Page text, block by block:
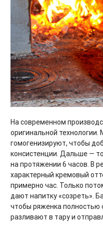
На современном
оригинальной технологии.
гомогенизируют, чтобы
консистенции. Дальше —
на протяжении 6 часов. В
характерный кремовый
примерно час. Только
дают напитку «созреть».
чтобы ряженка полностью
разливают в тару и